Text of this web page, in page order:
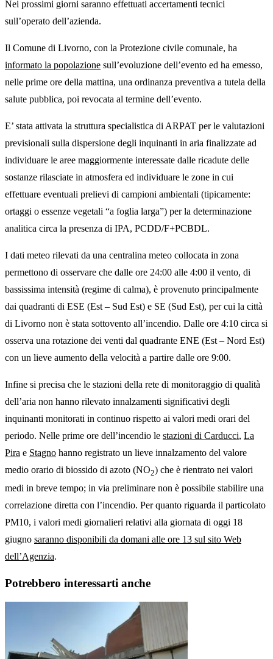
Nei prossimi giorni saranno effettuati accertamenti tecnici
sull’operato dell’azienda.
Il Comune di Livorno, con la Protezione civile comunale, ha
informato la popolazione sull’evoluzione dell’evento ed ha emesso,
nelle prime ore della mattina, una ordinanza preventiva a tutela della
salute pubblica, poi revocata al termine dell’evento.
E’ stata attivata la struttura specialistica di ARPAT per le valutazioni
previsionali sulla dispersione degli inquinanti in aria finalizzate ad
individuare le aree maggiormente interessate dalle ricadute delle
sostanze rilasciate in atmosfera ed individuare le zone in cui
effettuare eventuali prelievi di campioni ambientali (tipicamente:
ortaggi o essenze vegetali “a foglia larga”) per la determinazione
analitica circa la presenza di IPA, PCDD/F+PCBDL.
I dati meteo rilevati da una centralina meteo collocata in zona
permettono di osservare che dalle ore 24:00 alle 4:00 il vento, di
bassissima intensità (regime di calma), è provenuto principalmente
dai quadranti di ESE (Est – Sud Est) e SE (Sud Est), per cui la città
di Livorno non è stata sottovento all’incendio. Dalle ore 4:10 circa si
osserva una rotazione dei venti dal quadrante ENE (Est – Nord Est)
con un lieve aumento della velocità a partire dalle ore 9:00.
Infine si precisa che le stazioni della rete di monitoraggio di qualità
dell’aria non hanno rilevato innalzamenti significativi degli
inquinanti monitorati in continuo rispetto ai valori medi orari del
periodo. Nelle prime ore dell’incendio le stazioni di Carducci, La
Pira e Stagno hanno registrato un lieve innalzamento del valore
medio orario di biossido di azoto (NO2) che è rientrato nei valori
medi in breve tempo; in via preliminare non è possibile stabilire una
correlazione diretta con l’incendio. Per quanto riguarda il particolato
PM10, i valori medi giornalieri relativi alla giornata di oggi 18
giugno saranno disponibili da domani alle ore 13 sul sito Web
dell’Agenzia.
Potrebbero interessarti anche